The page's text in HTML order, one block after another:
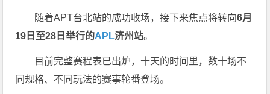
随着APT台北站的成功收场，接下来焦点将转向6月
19 日至28 日举行的APL济州站。
目前完整赛程表已出炉，十天的时间里，数十场不
同规格、不同玩法的赛事轮番登场。